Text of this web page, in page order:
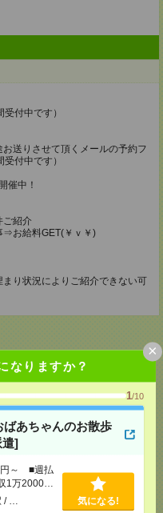
なりますか？
1/10
ばあちゃんのお散歩
遣]
円～ ■週払
万2000円
/ … 気になる!
×
付中です）
送りさせて頂くメールの予約フ
付中です）
催中！
ご紹介
⇒お給料GET(￥ｖ￥)
り状況によりご紹介できない可
ジへ
電話応募
LINE